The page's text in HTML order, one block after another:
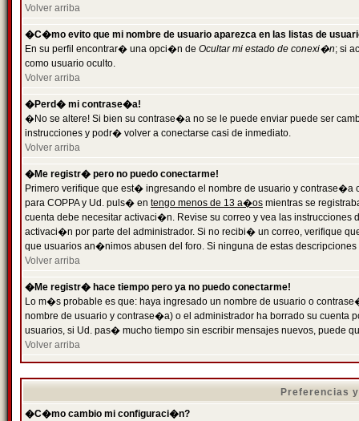
Volver arriba
�C�mo evito que mi nombre de usuario aparezca en las listas de
En su perfil encontrar� una opci�n de Ocultar mi estado de conexi�n; si
como usuario oculto.
Volver arriba
�Perd� mi contrase�a!
�No se altere! Si bien su contrase�a no se le puede enviar puede ser
instrucciones y podr� volver a conectarse casi de inmediato.
Volver arriba
�Me registr� pero no puedo conectarme!
Primero verifique que est� ingresando el nombre de usuario y
para COPPA y Ud. puls� en tengo menos de 13 a�os mientras se
cuenta debe necesitar activaci�n. Revise su correo y vea las
activaci�n por parte del administrador. Si no recibi� un correo, verifique
que usuarios an�nimos abusen del foro. Si ninguna de estas
Volver arriba
�Me registr� hace tiempo pero ya no puedo conectarme!
Lo m�s probable es que: haya ingresado un nombre de usuario o
nombre de usuario y contrase�a) o el administrador ha borrado su
usuarios, si Ud. pas� mucho tiempo sin escribir mensajes nuevos, puede
Volver arriba
Preferencias
�C�mo cambio mi configuraci�n?